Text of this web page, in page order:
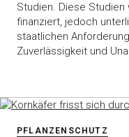
Studien. Diese
finanziert, jedoch
staatlichen
Zuverlässigkeit und
PFLANZENSCHUTZ